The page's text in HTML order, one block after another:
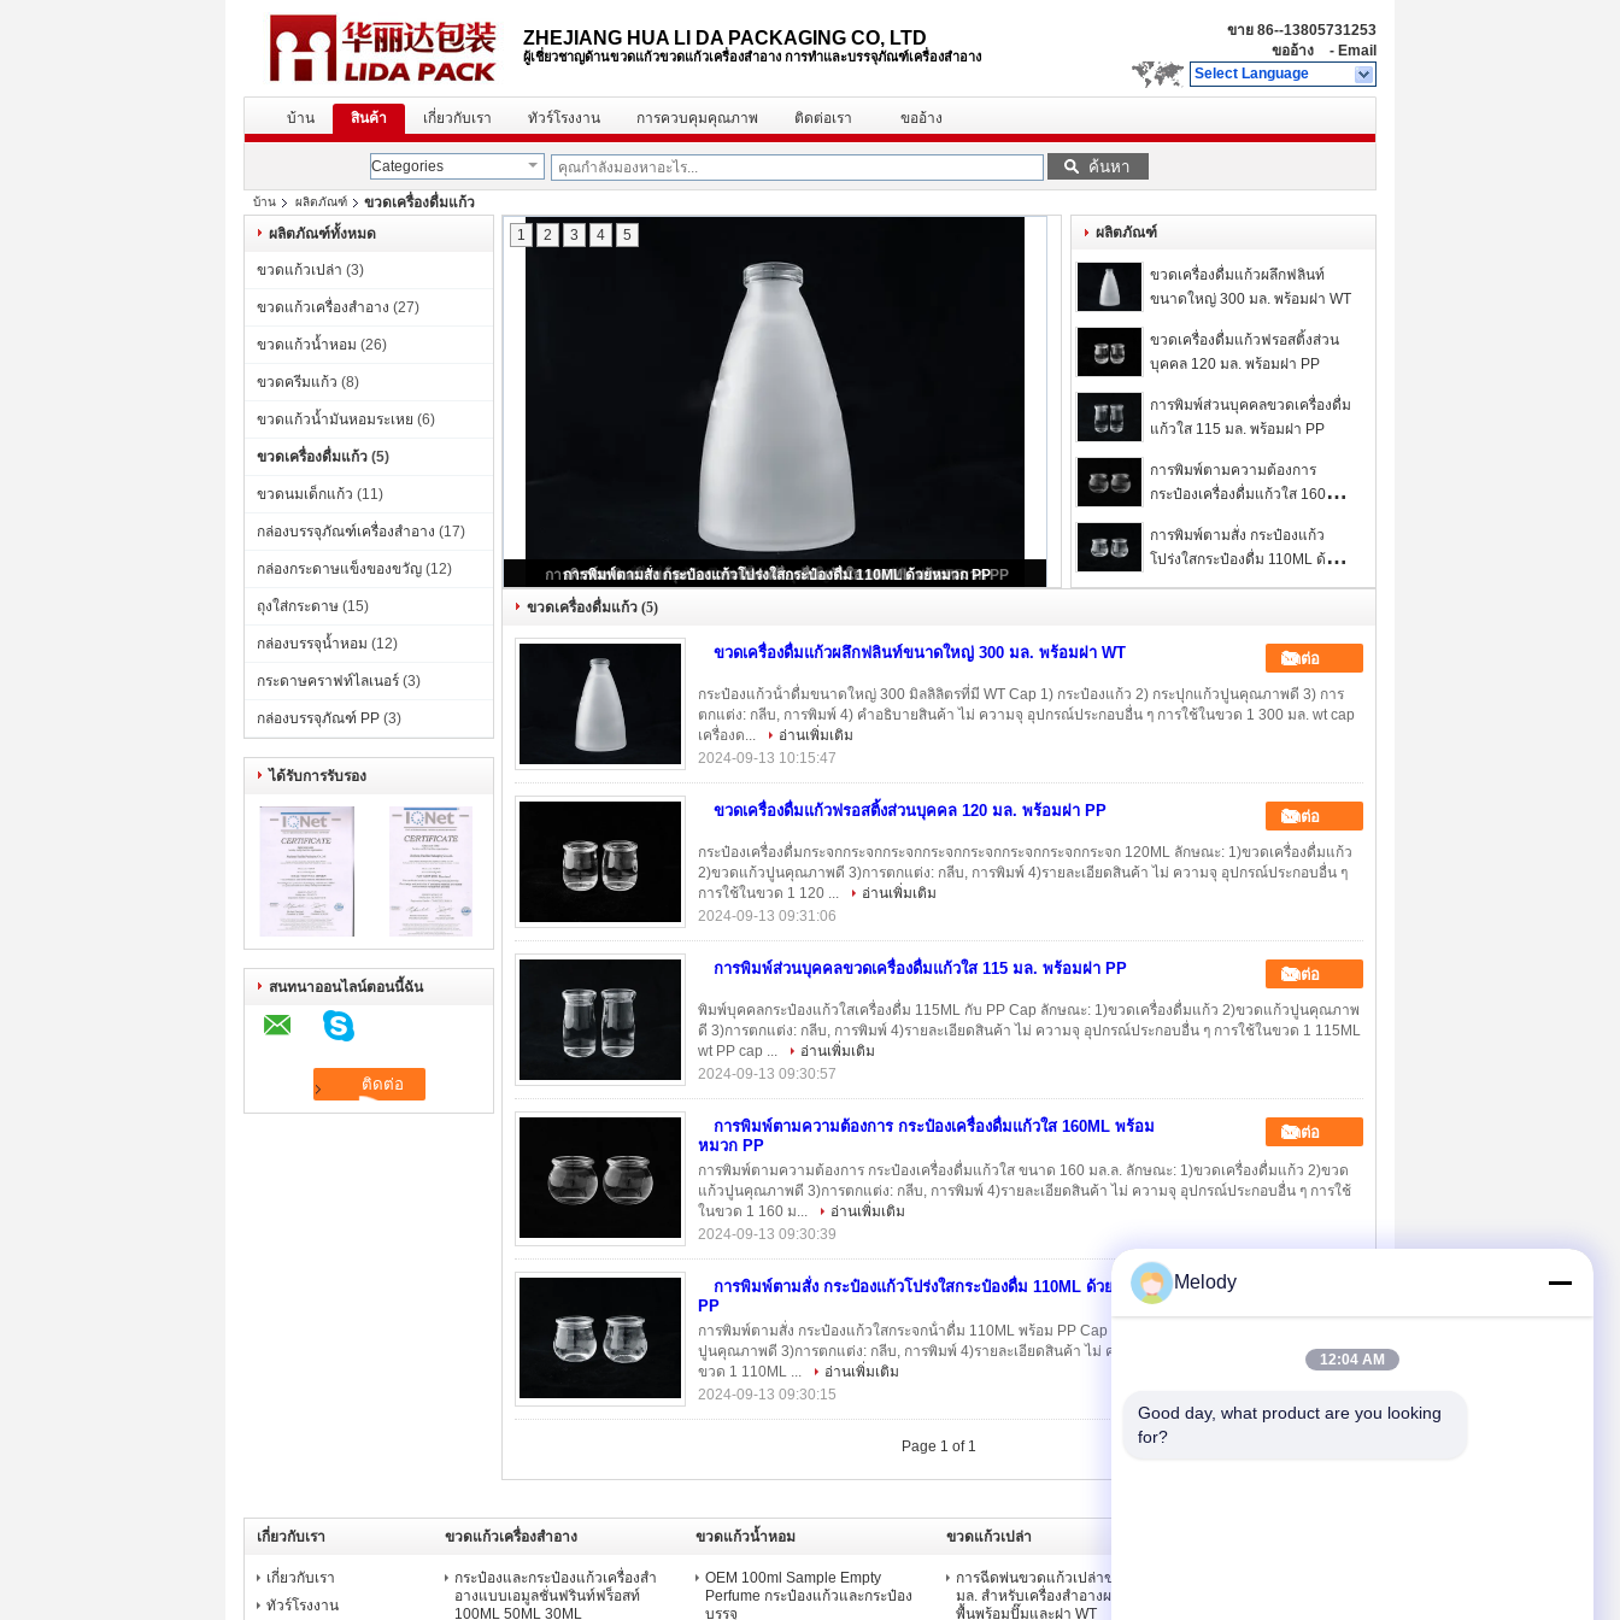
ZHEJIANG HUA LI DA PACKAGING CO, LTD
ผู้เชี่ยวชาญด้านขวดแก้วขวดแก้วเครื่องสำอาง การทำและบรรจุภัณฑ์เครื่องสำอาง
ขาย 86--13805731253
ขออ้าง
- Email
Select Language
บ้าน สินค้า เกี่ยวกับเรา ทัวร์โรงงาน การควบคุมคุณภาพ ติดต่อเรา ขออ้าง
Categories ค้นหา
บ้าน ผลิตภัณฑ์
ขวดเครื่องดื่มแก้ว
ผลิตภัณฑ์ทั้งหมด
ขวดแก้วเปล่า (3)
ขวดแก้วเครื่องสำอาง (27)
ขวดแก้วน้ำหอม (26)
ขวดครีมแก้ว (8)
ขวดแก้วน้ำมันหอมระเหย (6)
ขวดเครื่องดื่มแก้ว (5)
ขวดนมเด็กแก้ว (11)
กล่องบรรจุภัณฑ์เครื่องสำอาง (17)
กล่องกระดาษแข็งของขวัญ (12)
ถุงใส่กระดาษ (15)
กล่องบรรจุน้ำหอม (12)
กระดาษคราฟท์ไลเนอร์ (3)
กล่องบรรจุภัณฑ์ PP (3)
ได้รับการรับรอง
สนทนาออนไลน์ตอนนี้ฉัน
ขวดเครื่องดื่มแก้วผลึกฟลินท์ขนาดใหญ่ 300 มล. พร้อมฝา WT
1 2 3 4 5 ผลิตภัณฑ์
ขวดเครื่องดื่มแก้วผลึกฟลินท์
ขนาดใหญ่ 300 มล. พร้อมฝา WT
ขวดเครื่องดื่มแก้วฟรอสติ้งส่วน
บุคคล 120 มล. พร้อมฝา PP
การพิมพ์ส่วนบุคคลขวดเครื่องดื่ม
แก้วใส 115 มล. พร้อมฝา PP
การพิมพ์ตามความต้องการ
กระป๋องเครื่องดื่มแก้วใส 160ML
การพิมพ์ตามสั่ง กระป๋องแก้ว
โปร่งใสกระป๋องดื่ม 110ML ด้วย
หมวก PP
ขวดเครื่องดื่มแก้ว (5)
ขวดเครื่องดื่มแก้วผลึกฟลินท์ขนาดใหญ่ 300 มล. พร้อมฝา WT ติดต่อ
กระป๋องแก้วน้ําดื่มขนาดใหญ่ 300 มิลลิลิตรที่มี WT Cap 1) กระป๋องแก้ว 2) กระปุกแก้วปูนคุณภาพดี 3) การ
ตกแต่ง: กลีบ, การพิมพ์ 4) คําอธิบายสินค้า ไม่ ความจุ อุปกรณ์ประกอบอื่น ๆ การใช้ในขวด 1 300 มล. wt cap
เครื่องด...
อ่านเพิ่มเติม
2024-09-13 10:15:47
ขวดเครื่องดื่มแก้วฟรอสติ้งส่วนบุคคล 120 มล. พร้อมฝา PP ติดต่อ
กระป๋องเครื่องดื่มกระจกกระจกกระจกกระจกกระจกกระจกกระจกกระจก 120ML ลักษณะ: 1)ขวดเครื่องดื่มแก้ว
2)ขวดแก้วปูนคุณภาพดี 3)การตกแต่ง: กลีบ, การพิมพ์ 4)รายละเอียดสินค้า ไม่ ความจุ อุปกรณ์ประกอบอื่น ๆ
การใช้ในขวด 1 120 ...
อ่านเพิ่มเติม
2024-09-13 09:31:06
การพิมพ์ส่วนบุคคลขวดเครื่องดื่มแก้วใส 115 มล. พร้อมฝา PP ติดต่อ
พิมพ์บุคคลกระป๋องแก้วใสเครื่องดื่ม 115ML กับ PP Cap ลักษณะ: 1)ขวดเครื่องดื่มแก้ว 2)ขวดแก้วปูนคุณภาพ
ดี 3)การตกแต่ง: กลีบ, การพิมพ์ 4)รายละเอียดสินค้า ไม่ ความจุ อุปกรณ์ประกอบอื่น ๆ การใช้ในขวด 1 115ML
wt PP cap ...
อ่านเพิ่มเติม
2024-09-13 09:30:57
การพิมพ์ตามความต้องการ กระป๋องเครื่องดื่มแก้วใส 160ML พร้อม
หมวก PP
ติดต่อ
การพิมพ์ตามความต้องการ กระป๋องเครื่องดื่มแก้วใส ขนาด 160 มล.ล. ลักษณะ: 1)ขวดเครื่องดื่มแก้ว 2)ขวด
แก้วปูนคุณภาพดี 3)การตกแต่ง: กลีบ, การพิมพ์ 4)รายละเอียดสินค้า ไม่ ความจุ อุปกรณ์ประกอบอื่น ๆ การใช้
ในขวด 1 160 ม...
อ่านเพิ่มเติม
2024-09-13 09:30:39
การพิมพ์ตามสั่ง กระป๋องแก้วโปร่งใสกระป๋องดื่ม 110ML ด้วยหมวก
PP
การพิมพ์ตามสั่ง กระป๋องแก้วใสกระจกน้ําดื่ม 110ML พร้อม PP Cap ลักษณะ: 1)ขวดเครื่องดื่มแก้ว 2)ขวดแก้ว
ปูนคุณภาพดี 3)การตกแต่ง: กลีบ, การพิมพ์ 4)รายละเอียดสินค้า ไม่ ความจุ อุปกรณ์ประกอบอื่น ๆ การใช้ใน
ขวด 1 110ML ...
อ่านเพิ่มเติม
2024-09-13 09:30:15
Page 1 of 1
เกี่ยวกับเรา
เกี่ยวกับเรา
ทัวร์โรงงาน
ขวดแก้วเครื่องสำอาง
กระป๋องและกระป๋องแก้วเครื่องสํา
อางแบบเอมูลชั่นฟรินท์ฟร็อสท์
100ML 50ML 30ML
ขวดแก้วน้ำหอม
OEM 100ml Sample Empty
Perfume กระป๋องแก้วและกระป๋อง
บรรจุ
ขวดแก้วเปล่า
การฉีดพ่นขวดแก้วเปล่าขนาด 25
มล. สำหรับเครื่องสำอางผสมรอง
พื้นพร้อมปั๊มและฝา WT
Melody
12:04 AM
Good day, what product are you looking
for?